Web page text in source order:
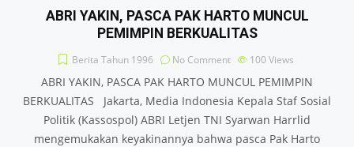
ABRI YAKIN, PASCA PAK HARTO MUNCUL
PEMIMPIN BERKUALITAS
Berita Tahun 1996 No Comment 100 Views
ABRI YAKIN, PASCA PAK HARTO MUNCUL PEMIMPIN
BERKUALITAS Jakarta, Media Indonesia Kepala Staf Sosial
Politik (Kassospol) ABRI Letjen TNI Syarwan Harrlid
mengemukakan keyakinannya bahwa pasca Pak Harto